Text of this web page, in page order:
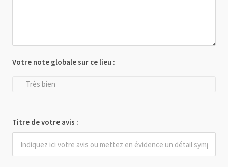
Votre note globale sur ce lieu :
Très bien
Titre de votre avis :